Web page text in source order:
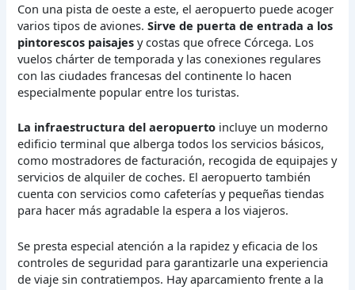
Con una pista de oeste a este, el aeropuerto puede acoger
varios tipos de aviones.Sirve de puerta de entrada a los
pintorescos paisajes y costas que ofrece Córcega. Los
vuelos chárter de temporada y las conexiones regulares
con las ciudades francesas del continente lo hacen
especialmente popular entre los turistas.
La infraestructura del aeropuerto incluye un moderno
edificio terminal que alberga todos los servicios básicos,
como mostradores de facturación, recogida de equipajes y
servicios de alquiler de coches. El aeropuerto también
cuenta con servicios como cafeterías y pequeñas tiendas
para hacer más agradable la espera a los viajeros.
Se presta especial atención a la rapidez y eficacia de los
controles de seguridad para garantizarle una experiencia
de viaje sin contratiempos. Hay aparcamiento frente a la